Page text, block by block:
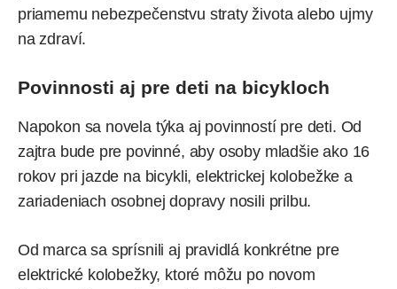
priamemu nebezpečenstvu straty života alebo ujmy
na zdraví.
Povinnosti aj pre deti na bicykloch
Napokon sa novela týka aj povinností pre deti. Od
zajtra bude pre povinné, aby osoby mladšie ako 16
rokov pri jazde na bicykli, elektrickej kolobežke a
zariadeniach osobnej dopravy nosili prilbu.
Od marca sa sprísnili aj pravidlá konkrétne pre
elektrické kolobežky, ktoré môžu po novom